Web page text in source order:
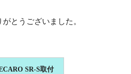
とうございました。
SR-S取付